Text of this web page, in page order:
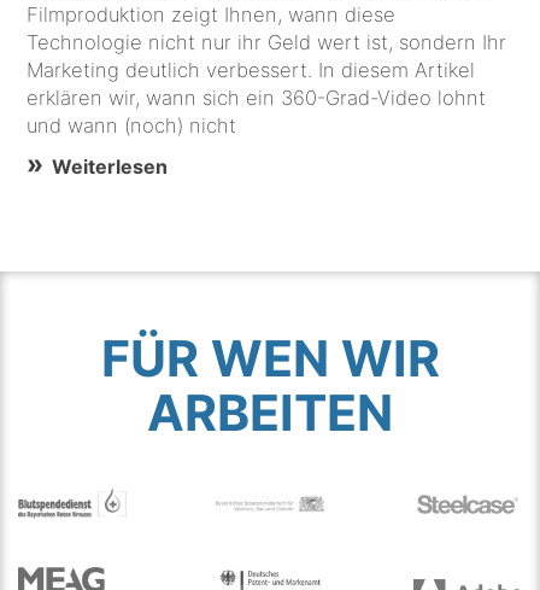
Filmproduktion zeigt Ihnen, wann diese
Technologie nicht nur ihr Geld wert ist, sondern Ihr
Marketing deutlich verbessert. In diesem Artikel
erklären wir, wann sich ein 360-Grad-Video lohnt
und wann (noch) nicht
Weiterlesen
FÜR WEN WIR
ARBEITEN